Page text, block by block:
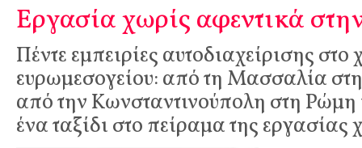
Εργασία χωρίς αφεντικά
Πέντε εμπειρίες αυτοδιαχείρισης στο
ευρωμεσογείου: από τη Μασσαλία
από την Κωνσταντινούπολη στη
ένα ταξίδι στο πείραμα της εργασίας